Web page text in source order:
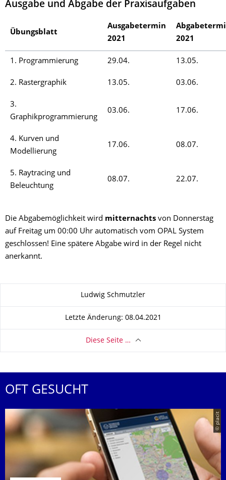
Ausgabe und Abgabe der Praxisaufgaben
Übungsblatt
Ausgabetermin
2021
2021
1. Programmierung 29.04. 13.05.
2. Rastergraphik 13.05. 03.06.
3.
Graphikprogrammierung
03.06. 17.06.
4. Kurven und
Modellierung
17.06. 08.07.
5. Raytracing und
Beleuchtung
08.07. 22.07.
Die Abgabemöglichkeit wird mitternachts von Donnerstag
auf Freitag um 00:00 Uhr automatisch vom OPAL System
geschlossen! Eine spätere Abgabe wird in der Regel nicht
anerkannt.
Ludwig Schmutzler
Letzte Änderung: 08.04.2021
Diese Seite …
OFT GESUCHT
© placit